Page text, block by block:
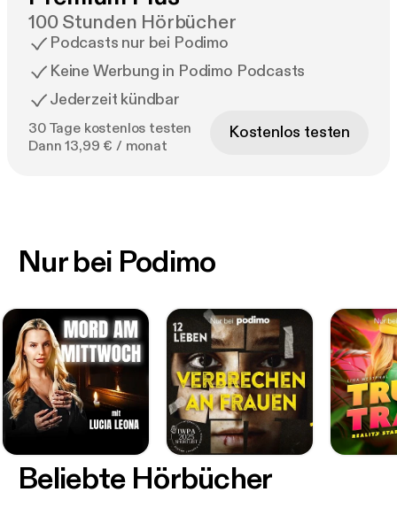
100 Stunden Hörbücher
Podcasts nur bei Podimo
Keine Werbung in Podimo Podcasts
Jederzeit kündbar
30 Tage kostenlos testen
Dann 13,99 € / monat
Kostenlos testen
Nur bei Podimo
Beliebte Hörbücher